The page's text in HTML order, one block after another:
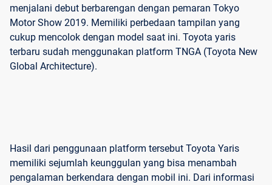
menjalani debut berbarengan dengan pemaran Tokyo
Motor Show 2019. Memiliki perbedaan tampilan yang
cukup mencolok dengan model saat ini. Toyota yaris
terbaru sudah menggunakan platform TNGA (Toyota New
Global Architecture).
Hasil dari penggunaan platform tersebut Toyota Yaris
memiliki sejumlah keunggulan yang bisa menambah
pengalaman berkendara dengan mobil ini. Dari informasi